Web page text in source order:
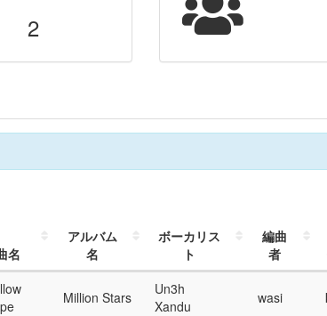
2
名
アルバム
名
ボーカリス
ト
編曲
者
Million Stars
Un3h
Xandu
wasi